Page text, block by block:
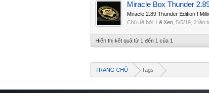
Miracle Box Thunder
Miracle 2.89 Thunder Edition !
Chủ đề bởi: Lê Xen 5/5/19 , 2 lần
Hiển thị kết quả từ 1 đến 1 của 1
TRANG CHỦ Tags